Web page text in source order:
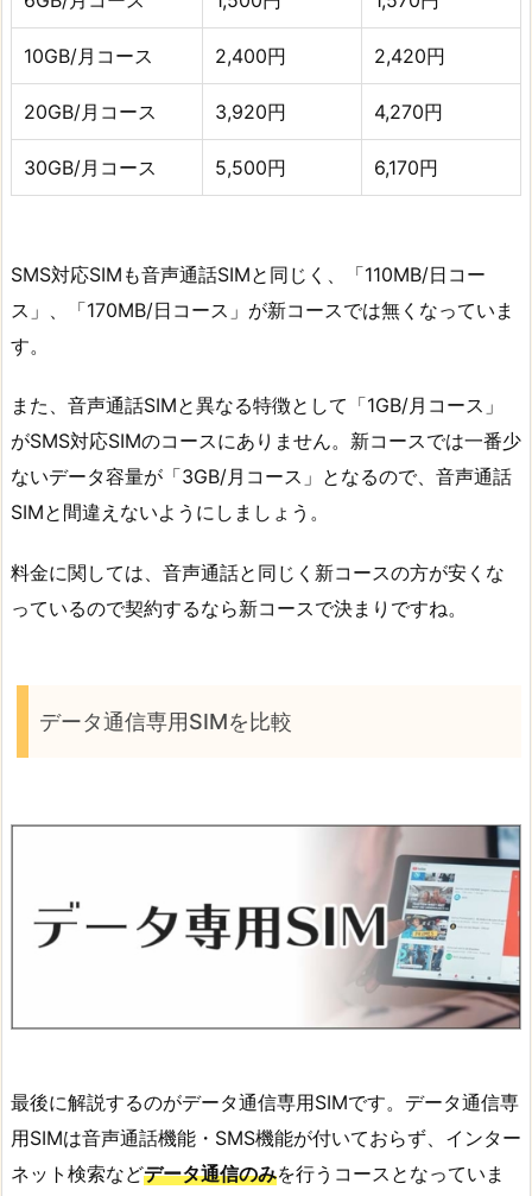
10GB/月コース 2,400円 2,420円
20GB/月コース 3,920円 4,270円
30GB/月コース 5,500円 6,170円
SMS対応SIMも音声通話SIMと同じく、「110MB/日コー
ス」、「170MB/日コース」が新コースでは無くなっていま
す。
また、音声通話SIMと異なる特徴として「1GB/月コース」
がSMS対応SIMのコースにありません。新コースでは一番少
ないデータ容量が「3GB/月コース」となるので、音声通話
SIMと間違えないようにしましょう。
料金に関しては、音声通話と同じく新コースの方が安くな
っているので契約するなら新コースで決まりですね。
データ通信専用SIMを比較
最後に解説するのがデータ通信専用SIMです。データ通信専
用SIMは音声通話機能・SMS機能が付いておらず、インター
ネット検索などデータ通信のみを行うコースとなっていま